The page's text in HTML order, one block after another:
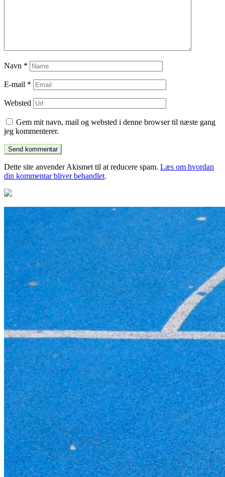
Navn *
E-mail *
Websted
Gem mit navn, mail og websted i denne browser til næste gang
jeg kommenterer.
Dette site anvender Akismet til at reducere spam. Læs om hvordan
din kommentar bliver behandlet.